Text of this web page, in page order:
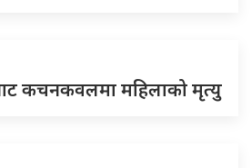
कचनकवलमा महिलाको मृत्यु